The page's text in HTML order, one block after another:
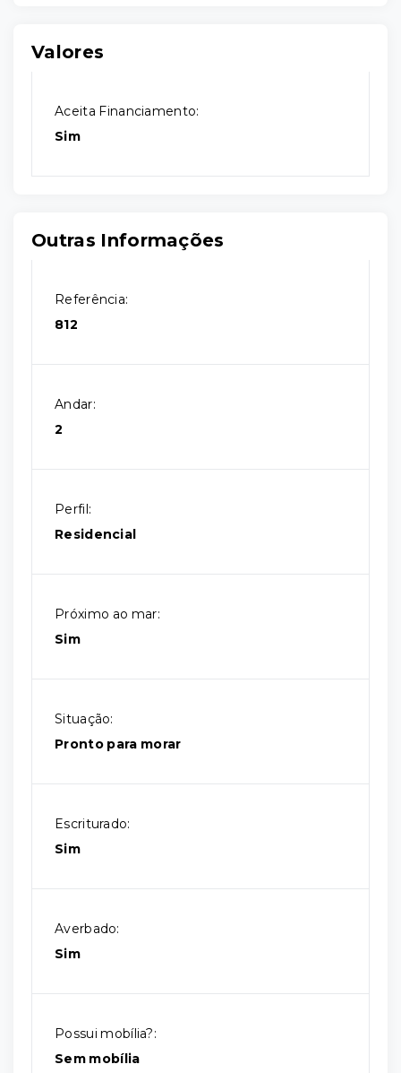
Valores
Aceita Financiamento:
Sim
Outras Informações
Referência:
812
Andar:
2
Perfil:
Residencial
Próximo ao mar:
Sim
Situação:
Pronto para morar
Escriturado:
Sim
Averbado:
Sim
Possui mobília?:
Sem mobília